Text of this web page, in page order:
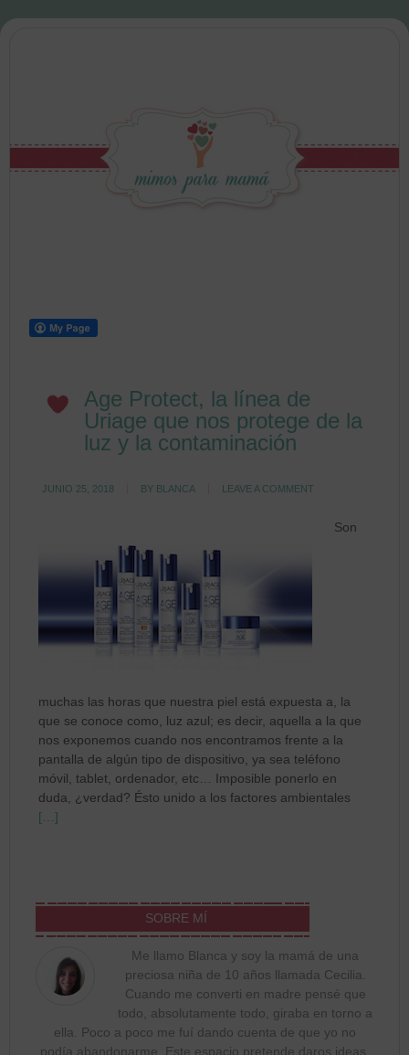
Age Protect, la línea de
Uriage que nos protege de la
luz y la contaminación
JUNIO 25, 2018 BY BLANCA LEAVE A COMMENT
Son
muchas las horas que nuestra piel está expuesta a, la
que se conoce como, luz azul; es decir, aquella a la que
nos exponemos cuando nos encontramos frente a la
pantalla de algún tipo de dispositivo, ya sea teléfono
móvil, tablet, ordenador, etc… Imposible ponerlo en
duda, ¿verdad? Ésto unido a los factores ambientales
[…]
SOBRE MÍ
Me llamo Blanca y soy la mamá de una
preciosa niña de 10 años llamada Cecilia.
Cuando me converti en madre pensé que
todo, absolutamente todo, giraba en torno a
ella. Poco a poco me fuí dando cuenta de que yo no
podía abandonarme. Este espacio pretende daros ideas,